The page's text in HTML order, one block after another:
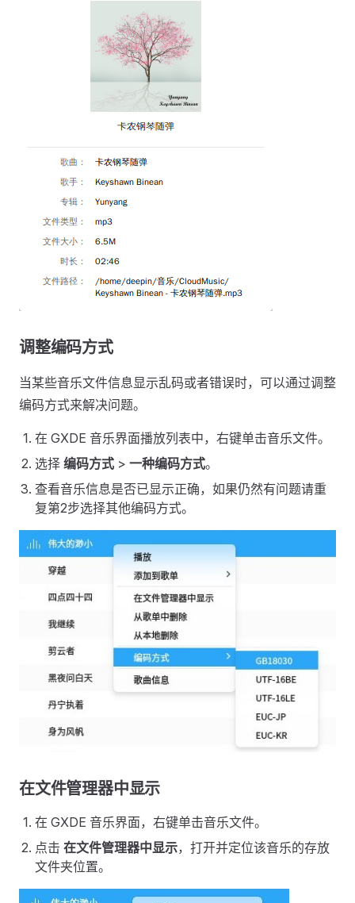
调整编码方式
当某些音乐文件信息显示乱码或者错误时，可以通过调整
编码方式来解决问题。
在 GXDE 音乐界面播放列表中，右键单击音乐文件。
选择 编码方式 > 一种编码方式。
查看音乐信息是否已显示正确，如果仍然有问题请重
复第2步选择其他编码方式。
在文件管理器中显示
在 GXDE 音乐界面，右键单击音乐文件。
点击 在文件管理器中显示，打开并定位该音乐的存放
文件夹位置。